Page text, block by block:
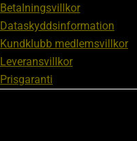
Betalningsvillkor
Dataskyddsinformation
Kundklubb medlemsvillkor
Leveransvillkor
Prisgaranti